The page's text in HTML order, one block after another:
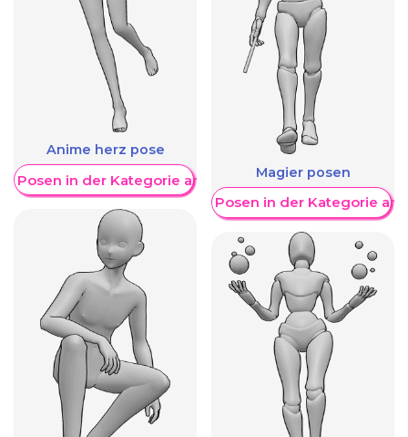
Anime herz pose
Posen in der Kategorie anzeigen Magier posen
Weitere Posen in der Kategorie